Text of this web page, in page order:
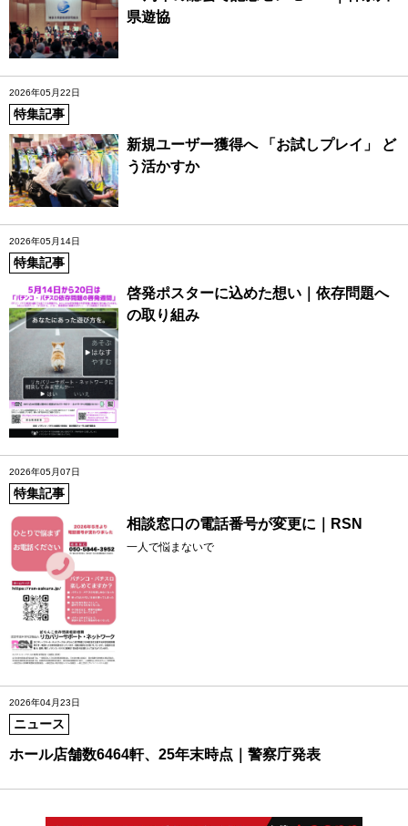
県遊協
2026年05月22日
特集記事
新規ユーザー獲得へ 「お試しプレイ」 ど
う活かすか
2026年05月14日
特集記事
啓発ポスターに込めた想い｜依存問題へ
の取り組み
2026年05月07日
特集記事
相談窓口の電話番号が変更に｜RSN
一人で悩まないで
2026年04月23日
ニュース
ホール店舗数6464軒、25年末時点｜警察庁発表